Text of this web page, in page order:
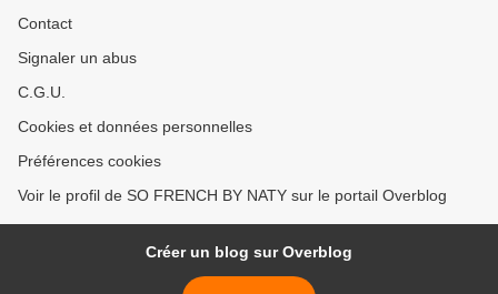
Contact
Signaler un abus
C.G.U.
Cookies et données personnelles
Préférences cookies
Voir le profil de SO FRENCH BY NATY sur le portail Overblog
Créer un blog sur Overblog